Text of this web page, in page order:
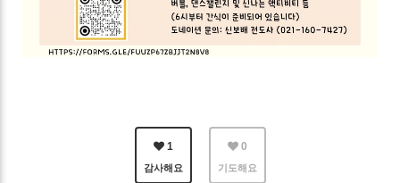
1
감사해요
0
기도해요